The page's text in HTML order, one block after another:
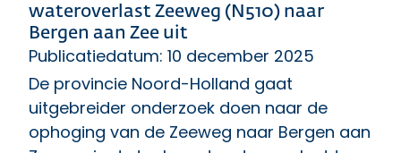
wateroverlast Zeeweg (N510) naar
Bergen aan Zee uit
Publicatiedatum: 10 december 2025
De provincie Noord-Holland gaat
uitgebreider onderzoek doen naar de
ophoging van de Zeeweg naar Bergen aan